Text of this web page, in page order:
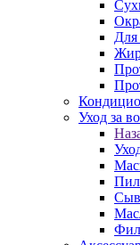
Для
Уход за